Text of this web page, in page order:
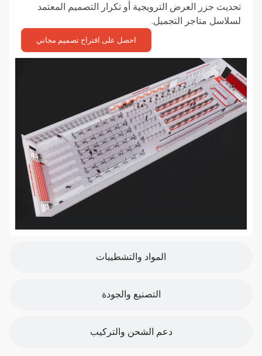
المواد والتشطيبات
التصنيع والجودة
دعم الشحن والتركيب
تحديث جزر العرض الترويجية أو تكرار التصميم المعتمد
لسلاسل متاجر التجميل.
احصل على اقتراح تصميم مجاني